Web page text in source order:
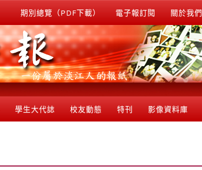
期別總覽（PDF下載） 電子報訂閱 關於我們
學生大代誌 校友動態 特刊 影像資料庫